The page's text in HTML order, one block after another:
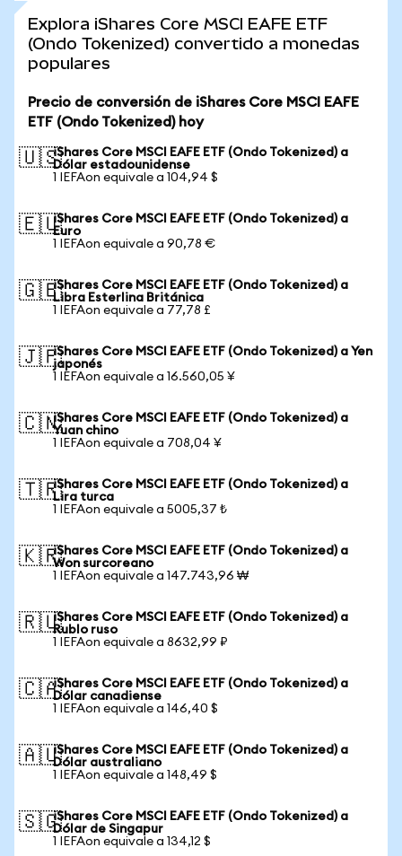
Explora iShares Core MSCI EAFE ETF
(Ondo Tokenized) convertido a monedas
populares
Precio de conversión de iShares Core MSCI EAFE
ETF (Ondo Tokenized) hoy
🇺🇸iShares Core MSCI EAFE ETF (Ondo Tokenized) a
Dólar estadounidense
1 IEFAon equivale a 104,94 $
🇪🇺iShares Core MSCI EAFE ETF (Ondo Tokenized) a
Euro
1 IEFAon equivale a 90,78 €
🇬🇧iShares Core MSCI EAFE ETF (Ondo Tokenized) a
Libra Esterlina Británica
1 IEFAon equivale a 77,78 £
🇯🇵iShares Core MSCI EAFE ETF (Ondo Tokenized) a Yen
japonés
1 IEFAon equivale a 16.560,05 ¥
🇨🇳iShares Core MSCI EAFE ETF (Ondo Tokenized) a
Yuan chino
1 IEFAon equivale a 708,04 ¥
🇹🇷iShares Core MSCI EAFE ETF (Ondo Tokenized) a
Lira turca
1 IEFAon equivale a 5005,37 ₺
🇰🇷iShares Core MSCI EAFE ETF (Ondo Tokenized) a
Won surcoreano
1 IEFAon equivale a 147.743,96 ₩
🇷🇺iShares Core MSCI EAFE ETF (Ondo Tokenized) a
Rublo ruso
1 IEFAon equivale a 8632,99 ₽
🇨🇦iShares Core MSCI EAFE ETF (Ondo Tokenized) a
Dólar canadiense
1 IEFAon equivale a 146,40 $
🇦🇺iShares Core MSCI EAFE ETF (Ondo Tokenized) a
Dólar australiano
1 IEFAon equivale a 148,49 $
🇸🇬iShares Core MSCI EAFE ETF (Ondo Tokenized) a
Dólar de Singapur
1 IEFAon equivale a 134,12 $